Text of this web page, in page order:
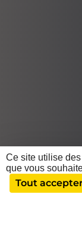
Ce site utilise
que vous
Tout